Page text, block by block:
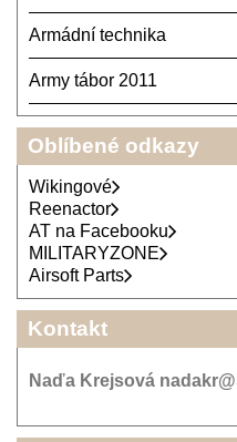
Armádní technika
Army tábor 2011
Oblíbené odkazy
Wikingové
Reenactor
AT na Facebooku
MILITARYZONE
Airsoft Parts
Kontakt
Naďa Krejsová